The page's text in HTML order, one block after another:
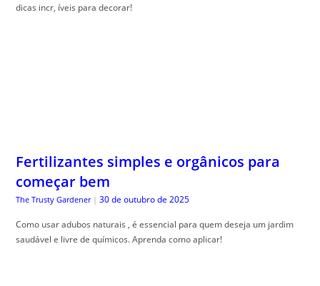
dicas incr, íveis para decorar!
Fertilizantes simples e orgânicos para
começar bem
The Trusty Gardener | 30 de outubro de 2025
Como usar adubos naturais , é essencial para quem deseja um jardim
saudável e livre de químicos. Aprenda como aplicar!